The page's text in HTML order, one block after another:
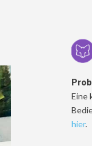
Eine
hier.